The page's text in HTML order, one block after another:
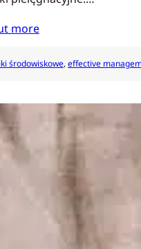
more
środowiskowe, effective